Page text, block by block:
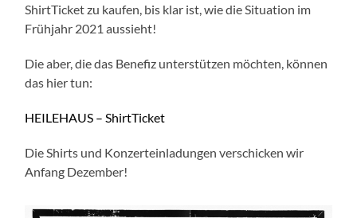
ShirtTicket zu kaufen, bis klar ist, wie die Situation im
Frühjahr 2021 aussieht!
Die aber, die das Benefiz unterstützen möchten, können
das hier tun:
HEILEHAUS – ShirtTicket
Die Shirts und Konzerteinladungen verschicken wir
Anfang Dezember!